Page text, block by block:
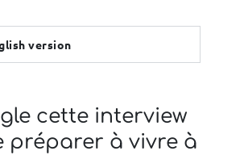
version
cette interview
préparer à vivre à